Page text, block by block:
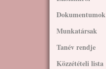
Dokumentumok
Munkatársak
Tanév rendje
Közzétételi lista